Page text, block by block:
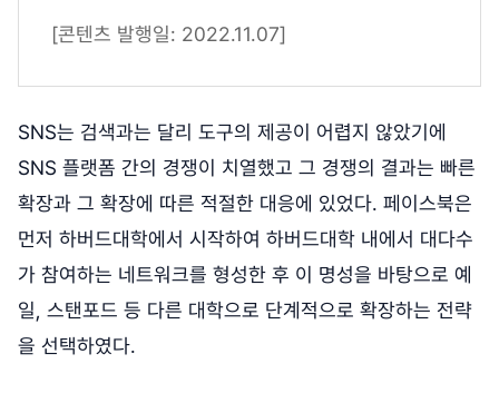
[콘텐츠 발행일: 2022.11.07]
SNS는 검색과는 달리 도구의 제공이 어렵지 않았기에
SNS 플랫폼 간의 경쟁이 치열했고 그 경쟁의 결과는 빠른
확장과 그 확장에 따른 적절한 대응에 있었다. 페이스북은
먼저 하버드대학에서 시작하여 하버드대학 내에서 대다수
가 참여하는 네트워크를 형성한 후 이 명성을 바탕으로 예
일, 스탠포드 등 다른 대학으로 단계적으로 확장하는 전략
을 선택하였다.